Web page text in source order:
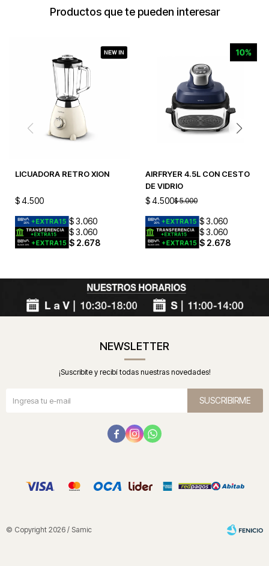
Productos que te pueden interesar
LICUADORA RETRO XION
$4.500
$3.060
$3.060
$ 2.678
AIRFRYER 4.5L CON CESTO
DE VIDRIO
$ 4.500$ 5.000
$ 3.060
$ 3.060
$ 2.678
NEWSLETTER
¡Suscribite y recibí todas nuestras novedades!
SUSCRIBIRME
  
© Copyright 2026 / Samic